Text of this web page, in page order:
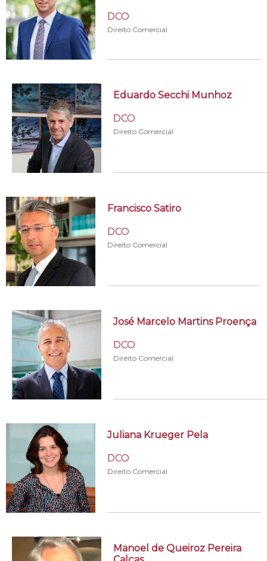
DCO
Direito Comercial
Eduardo Secchi Munhoz
DCO
Direito Comercial
Francisco Satiro
DCO
Direito Comercial
José Marcelo Martins Proença
DCO
Direito Comercial
Juliana Krueger Pela
DCO
Direito Comercial
Manoel de Queiroz Pereira